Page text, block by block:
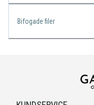
Bifogade filer